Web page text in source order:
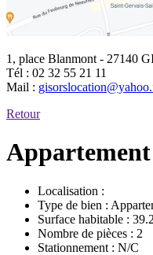
1, place Blanmont - 27140
Tél : 02 32 55 21 11
Mail :
Retour
Appartement
Localisation :
Type de bien :
Surface habitable :
Nombre de pièces : 2
Stationnement : N/C